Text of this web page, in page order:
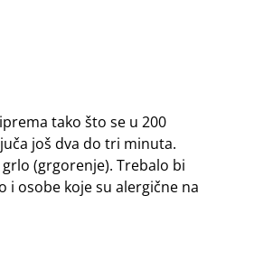
tako što se u 200
još dva do tri minuta.
(grgorenje). Trebalo bi
i osobe koje su alergične na